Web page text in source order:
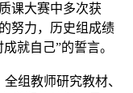
课大赛中多次获
努力，历史组成绩
就自己”的誓言。
组教师研究教材、